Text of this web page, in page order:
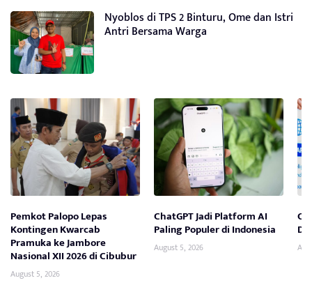
Nyoblos di TPS 2 Binturu, Ome dan Istri
Antri Bersama Warga
Pemkot Palopo Lepas
Kontingen Kwarcab
Pramuka ke Jambore
Nasional XII 2026 di Cibubur
August 5, 2026
ChatGPT Jadi Platform AI
Paling Populer di Indonesia
August 5, 2026